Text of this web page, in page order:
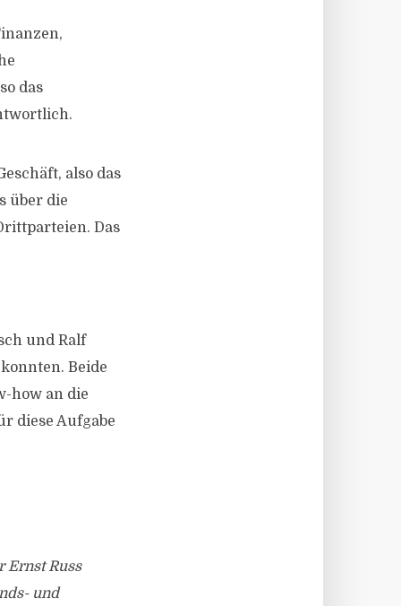
das
also das
über die
Das
und Ralf
Beide
how an die
diese Aufgabe
Ernst Russ
und